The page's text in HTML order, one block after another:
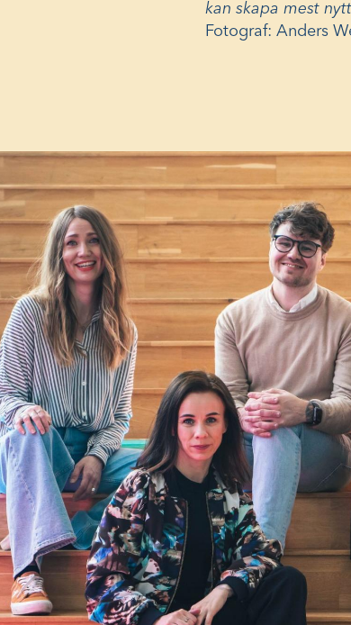
kan skapa mest
Fotograf: Anders